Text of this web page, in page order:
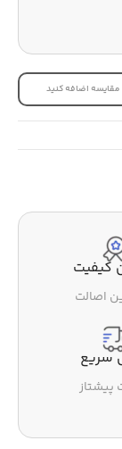
مقایسه اضافه کنید
کیفیت
اصالت
سریع
پیشتاز